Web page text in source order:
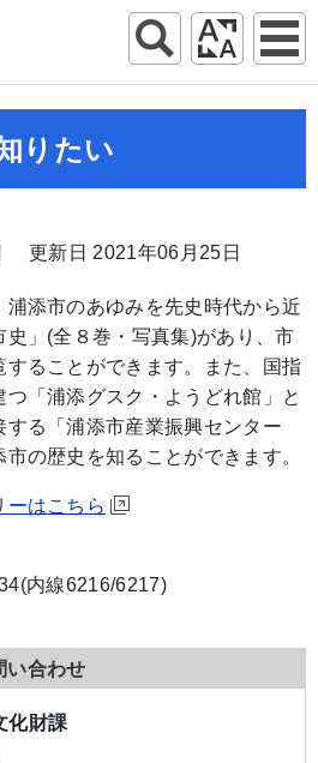
りたい
更新日 2021年06月25日
添市のあゆみを先史時代から近
」(全８巻・写真集)があり、市
することができます。また、国指
「浦添グスク・ようどれ館」と
する「浦添市産業振興センター
の歴史を知ることができます。
ーはこちら
内線6216/6217)
い合わせ
化財課